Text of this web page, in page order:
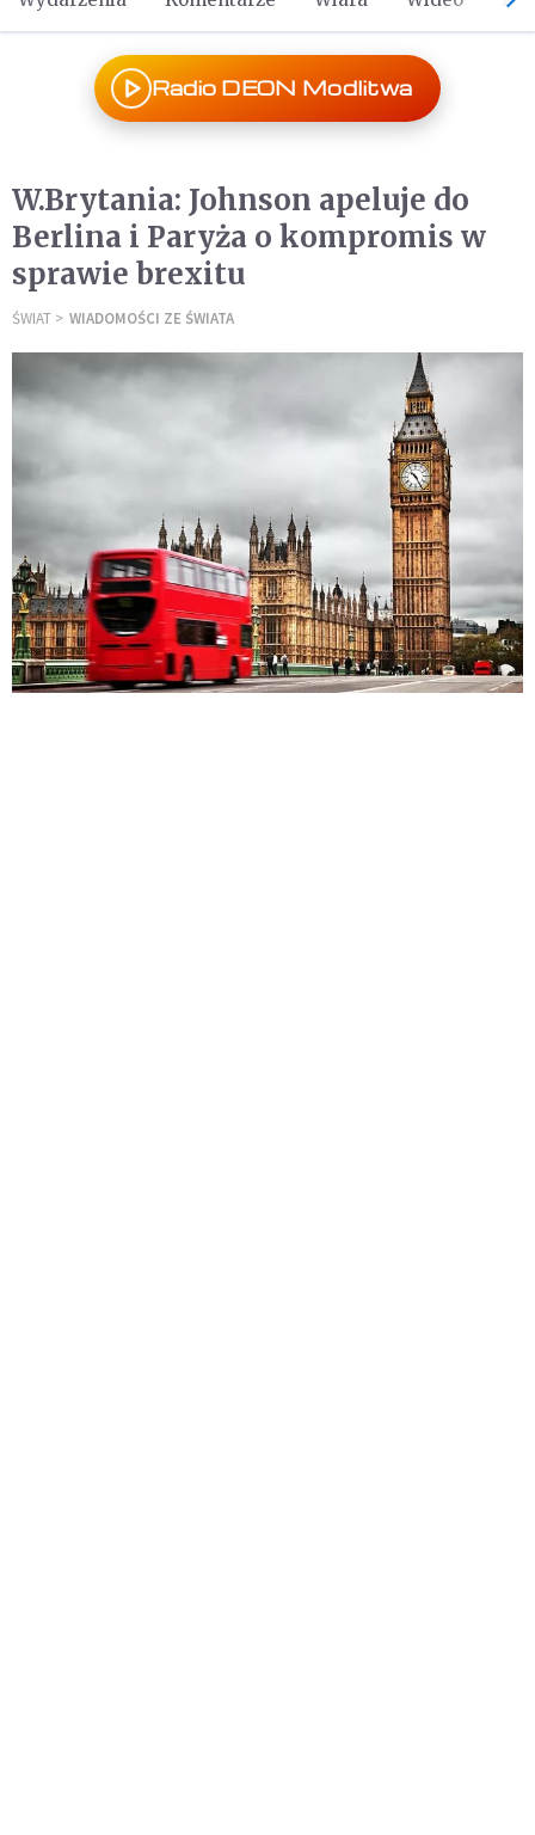
Radio DEON Modlitwa
W.Brytania: Johnson apeluje do
Berlina i Paryża o kompromis w
sprawie brexitu
ŚWIAT WIADOMOŚCI ZE ŚWIATA